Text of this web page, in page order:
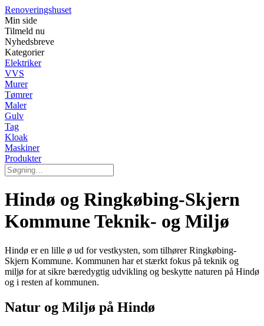
Renoveringshuset
Min side
Tilmeld nu
Nyhedsbreve
Kategorier
Elektriker
VVS
Murer
Tømrer
Maler
Gulv
Tag
Kloak
Maskiner
Produkter
Hindø og Ringkøbing-Skjern
Kommune Teknik- og Miljø
Hindø er en lille ø ud for vestkysten, som tilhører Ringkøbing-
Skjern Kommune. Kommunen har et stærkt fokus på teknik og
miljø for at sikre bæredygtig udvikling og beskytte naturen på Hindø
og i resten af kommunen.
Natur og Miljø på Hindø